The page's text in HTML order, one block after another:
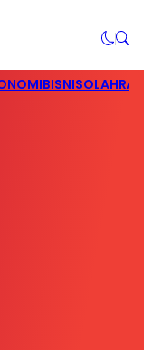
BISNIS